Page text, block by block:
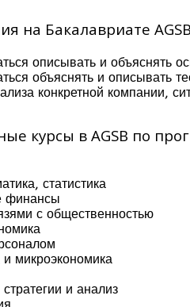
на Бакалавриате
описывать и объяснять
объяснять и описывать
конкретной компании,
курсы в AGSB по
статистика
финансы
с общественностью
микроэкономика
и анализ